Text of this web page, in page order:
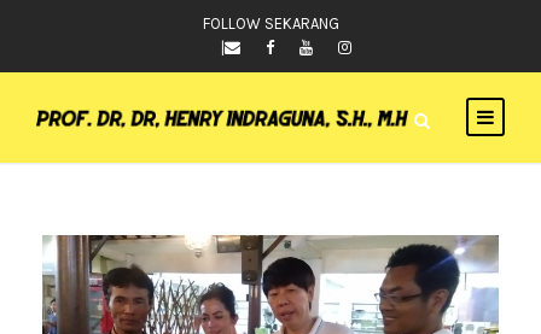
FOLLOW SEKARANG